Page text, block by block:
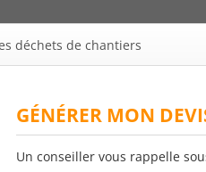
déchets de chantiers
GÉNÉRER MON
Un conseiller vous rappelle